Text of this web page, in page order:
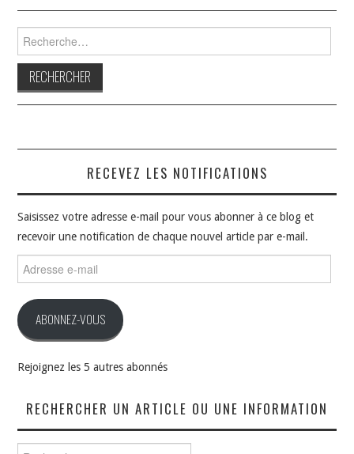
RECEVEZ LES NOTIFICATIONS
Saisissez votre adresse e-mail pour vous abonner à ce blog et
recevoir une notification de chaque nouvel article par e-mail.
e-
ABONNEZ-VOUS
Rejoignez les 5 autres abonnés
RECHERCHER UN ARTICLE OU UNE INFORMATION